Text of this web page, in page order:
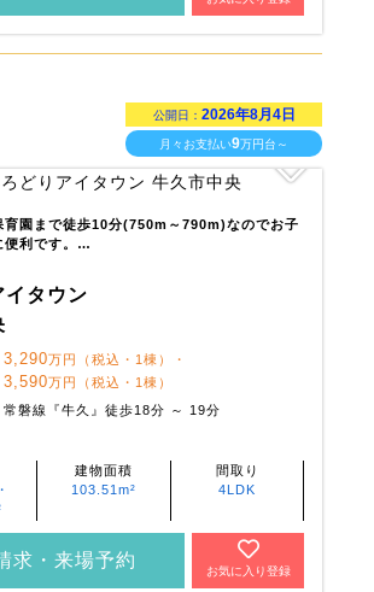
公開日： 2026年8月4日
月々お支払い9万円台～
育園まで徒歩10分(750m～790m)なのでお子
便利です。…
イタウン
3,290万円（税込・1棟）・
3,590万円（税込・1棟）
常磐線『牛久』徒歩18分 ～ 19分
建物面積
103.51m²
間取り
4LDK
求・来場予約
お気に入り登録